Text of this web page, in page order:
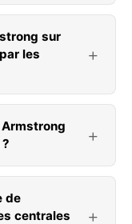
sur
les
de
centrales